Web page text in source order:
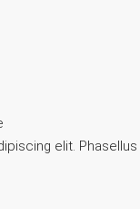
elit. Phasellus